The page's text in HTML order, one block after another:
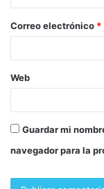
Correo electrónico *
Web
Guardar mi
navegador para la